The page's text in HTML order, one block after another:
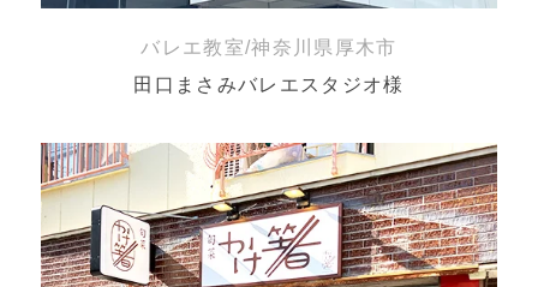
バレエ教室/神奈川県厚木市
田口まさみバレエスタジオ様